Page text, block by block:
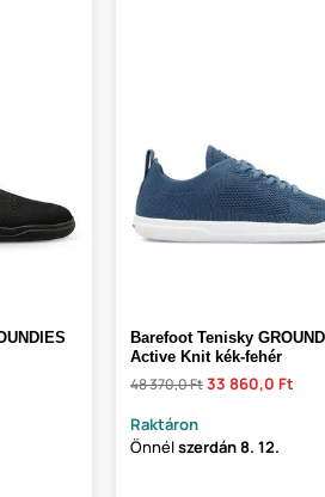
Barefoot Tenisky
Active Knit kék-fehér
48 370,0 Ft33 860,0 Ft
Raktáron
Önnélszerdán8. 12.